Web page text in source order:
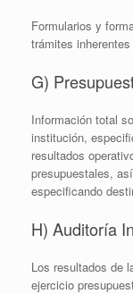
Formularios y
trámites
G)
Información total
institución,
resultados
presupuestales,
especificando
H) Auditoría
Los resultados de
ejercicio